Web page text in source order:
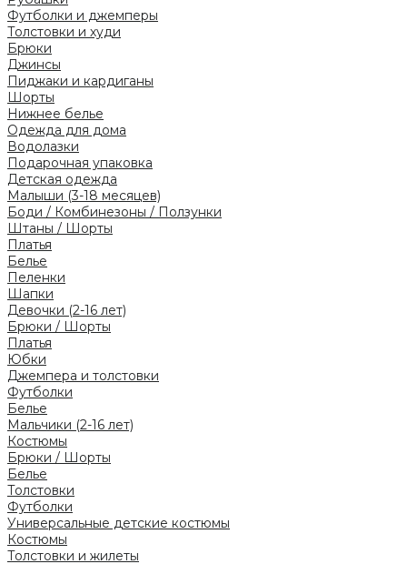
Футболки и джемперы
Толстовки и худи
Брюки
Джинсы
Пиджаки и кардиганы
Шорты
Нижнее белье
Одежда для дома
Водолазки
Подарочная упаковка
Детская одежда
Малыши (3-18 месяцев)
Боди / Комбинезоны / Ползунки
Штаны / Шорты
Платья
Белье
Пеленки
Шапки
Девочки (2-16 лет)
Брюки / Шорты
Платья
Юбки
Джемпера и толстовки
Футболки
Белье
Мальчики (2-16 лет)
Костюмы
Брюки / Шорты
Белье
Толстовки
Футболки
Универсальные детские костюмы
Костюмы
Толстовки и жилеты